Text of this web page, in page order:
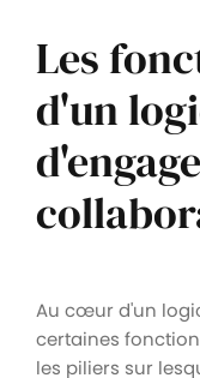
Les
d'un
Au cœur d'un
certaines
les piliers sur